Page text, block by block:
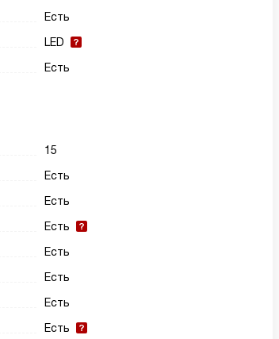
Есть
LED
Есть
15
Есть
Есть
Есть
Есть
Есть
Есть
Есть